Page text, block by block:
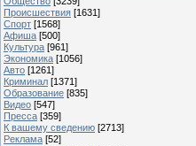
Происшествия [1631]
Спорт [1568]
Афиша [500]
Культура [961]
Экономика [1056]
Авто [1261]
Криминал [1371]
Образование [835]
Видео [547]
Пресса [359]
К вашему сведению [2713]
Реклама [52]